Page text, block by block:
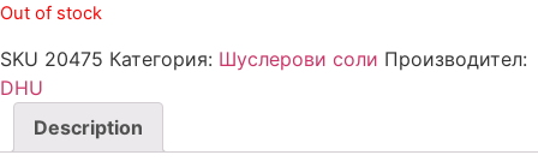
Out of stock
SKU 20475 Категория: Шуслерови соли Производител:
DHU
Description